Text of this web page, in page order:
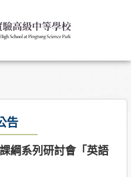
告
綱系列研討會「英語